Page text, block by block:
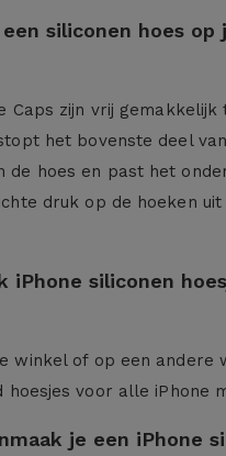
siliconen hoes op
Caps zijn vrij gemakkelijk
het bovenste deel
de hoes en past het
druk op de hoeken uit
iPhone siliconen
winkel of op een andere
hoesjes voor alle iPhone
je een iPhone